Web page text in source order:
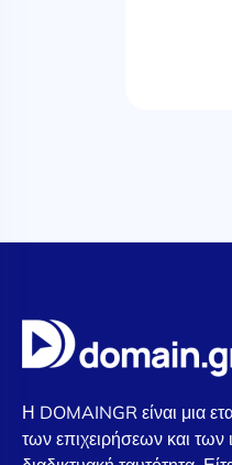
Η DOMAINGR είναι μια
των επιχειρήσεων και των